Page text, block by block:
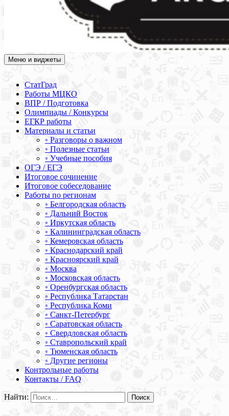
Академия СОВА
Подготовка к ЕГЭ, ОГЭ, ВПР, МЦКО, СтатГрад, КДР, ВОШ,
Меню и виджеты
СтатГрад
Работы МЦКО
ВПР / Подготовка
Олимпиады / Конкурсы
ЕГКР работы
Материалы и статьи
◦ Разговоры о важном
◦ Полезные статьи
◦ Учебные пособия
ОГЭ / ЕГЭ
Итоговое сочинение
Итоговое собеседование
Работы по регионам
◦ Белгородская область
◦ Дальний Восток
◦ Иркутская область
◦ Калининградская область
◦ Кемеровская область
◦ Краснодарский край
◦ Красноярский край
◦ Москва
◦ Московская область
◦ Оренбургская область
◦ Республика Татарстан
◦ Республика Коми
◦ Санкт-Петербург
◦ Саратовская область
◦ Свердловская область
◦ Ставропольский край
◦ Тюменская область
◦ Другие регионы
Контрольные работы
Контакты / FAQ
Найти: